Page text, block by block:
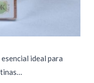
ideal para